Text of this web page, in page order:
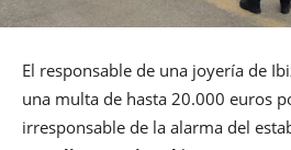
El responsable de una joyería de
una multa de hasta 20.000 euros
irresponsable de la alarma del